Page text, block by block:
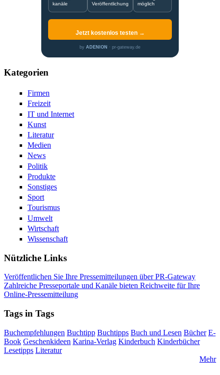
kanäle
Veröffentlichung
möglich
Jetzt kostenlos testen →
by ADENION · pr-gateway.de
Kategorien
Firmen
Freizeit
IT und Internet
Kunst
Literatur
Medien
News
Politik
Produkte
Sonstiges
Sport
Tourismus
Umwelt
Wirtschaft
Wissenschaft
Nützliche Links
Veröffentlichen Sie Ihre Pressemitteilungen über PR-Gateway
Zahlreiche Presseportale und Kanäle bieten Reichweite für Ihre
Online-Pressemitteilung
Tags in Tags
Buchempfehlungen Buchtipp Buchtipps Buch und Lesen Bücher E-
Book Geschenkideen Karina-Verlag Kinderbuch Kinderbücher
Lesetipps Literatur
Mehr